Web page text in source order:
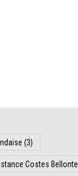
(3)
Costes Bellonte